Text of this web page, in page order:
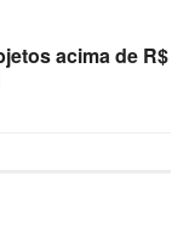
acima de R$